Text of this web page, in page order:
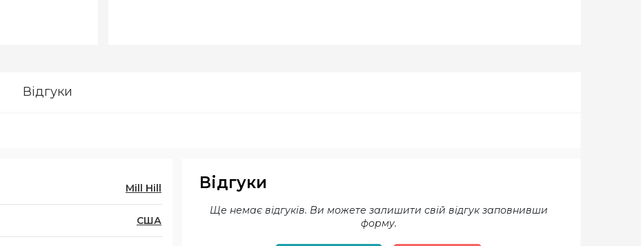
Відгуки
Mill Hill
США
Відгуки
Ще немає відгуків. Ви можете залишити свій відгук заповнивши
форму.